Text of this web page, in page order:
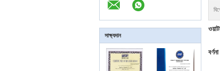
সাক্ষ্যদান
বর্ণনা